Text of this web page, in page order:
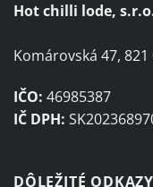
Hot chilli lode,
Komárovská 47,
IČO: 46985387
IČ DPH:
DÔLEŽITÉ ODKAZY